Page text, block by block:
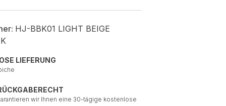
HJ-BBK01 LIGHT BEIGE
LIEFERUNG
wir Ihnen eine 30-tägige kostenlose